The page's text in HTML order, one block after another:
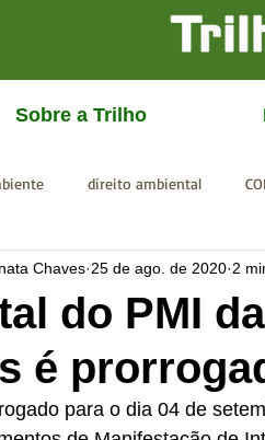
Sobre a Trilho
direito ambiental
MPF CGU IBAMA
do PMI
é
Chaves 25 de ago. de 2020 2
para o dia 04 de